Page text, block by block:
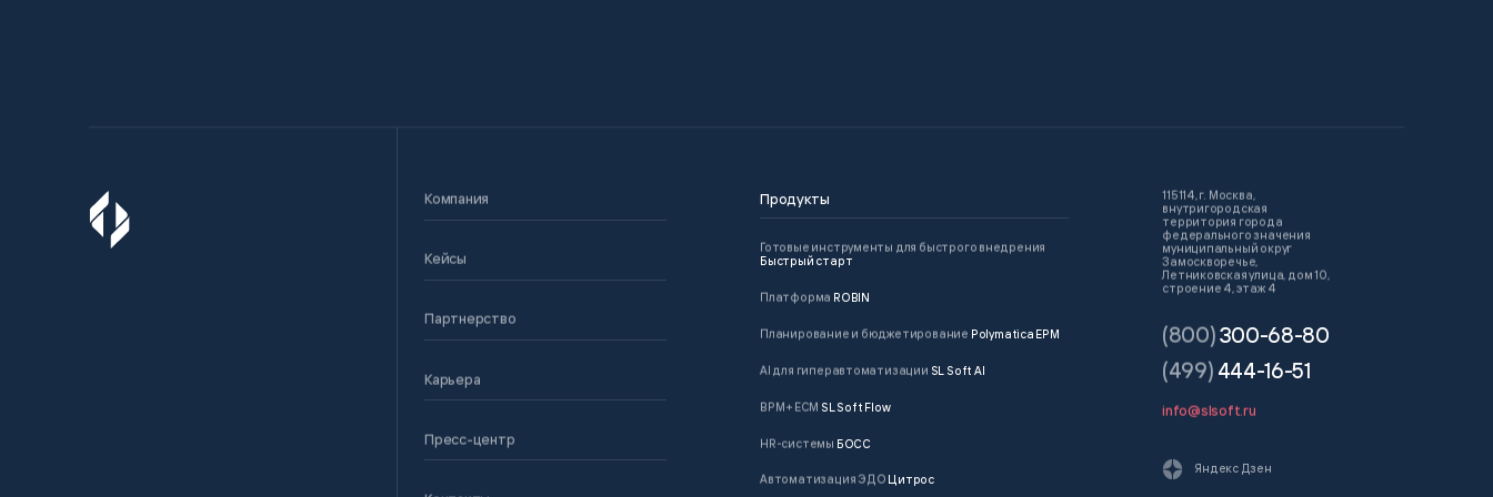
Компания
Кейсы
Партнерство
Карьера
Пресс-центр
Продукты
Готовые инструменты для быстрого внедрения
Быстрый старт
Платформа ROBIN
Планирование и бюджетирование Polymatica EPM
AI для гиперавтоматизации SL Soft AI
BPM + ECM SL Soft Flow
HR-системы БОСС
Автоматизация ЭДО Цитрос
115114, г. Москва,
внутригородская
территория города
федерального значения
муниципальный округ
Замоскворечье,
Летниковская улица, дом 10,
строение 4, этаж 4
(800)300-68-80
(499) 444-16-51
info@slsoft.ru
Яндекс Дзен